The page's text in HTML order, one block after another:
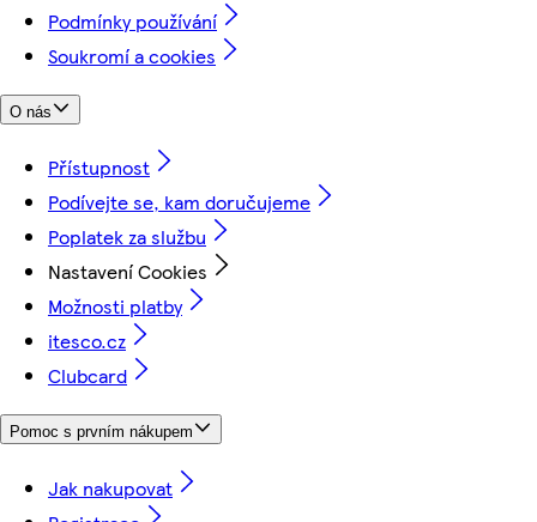
Podmínky používání
Soukromí a cookies
O nás
Přístupnost
Podívejte se, kam doručujeme
Poplatek za službu
Nastavení Cookies
Možnosti platby
itesco.cz
Clubcard
Pomoc s prvním nákupem
Jak nakupovat